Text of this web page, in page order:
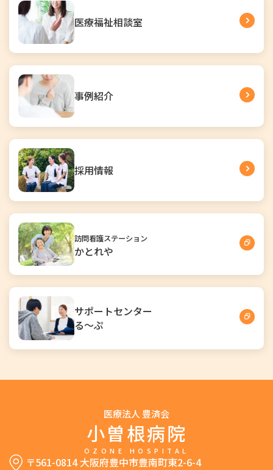
医療福祉相談室
事例紹介
採用情報
訪問看護ステーション
かとれや
サポートセンター
る～ぷ
医療法人 豊済会
小曽根病院
OZONE HOSPITAL
〒561-0814 大阪府豊中市豊南町東2-6-4